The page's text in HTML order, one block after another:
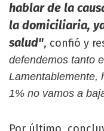
hablar de la
la domiciliaria,
salud", confió y
defendemos tanto
Lamentablemente,
1% no vamos a